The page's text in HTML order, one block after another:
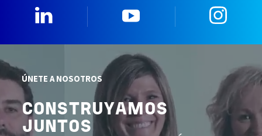
ÚNETE A NOSOTROS
CONSTRUYAMOS
JUNTOS